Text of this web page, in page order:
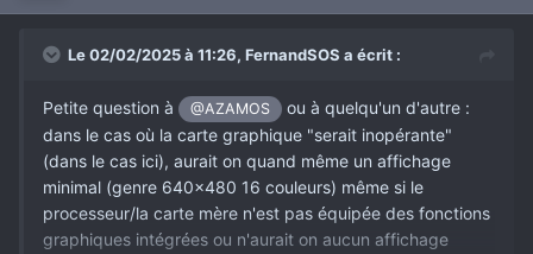
Le 02/02/2025 à 11:26, FernandSOS a écrit :
Petite question à @AZAMOS
ou à quelqu'un d'autre :
dans le cas où la carte graphique "serait inopérante"
(dans le cas ici), aurait on quand même un affichage
minimal (genre 640x480 16 couleurs) même si le
processeur/la carte mère n'est pas équipée des fonctions
graphiques intégrées ou n'aurait on aucun affichage